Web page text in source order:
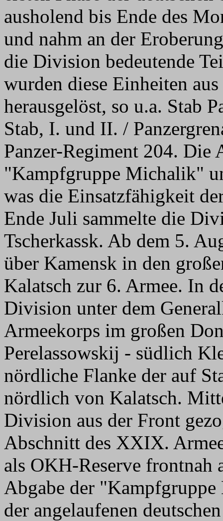
ausholend bis Ende des
und nahm an der
die Division bedeutende
wurden diese Einheiten
herausgelöst, so u.a. Stab
Stab, I. und II. /
Panzer-Regiment 204. Die
"Kampfgruppe Michalik"
was die Einsatzfähigkeit
Ende Juli sammelte die
Tscherkassk. Ab dem 5.
über Kamensk in den
Kalatsch zur 6. Armee. In
Division unter dem
Armeekorps im großen
Perelassowskij - südlich
nördliche Flanke der auf
nördlich von Kalatsch.
Division aus der Front
Abschnitt des XXIX.
als OKH-Reserve frontnah
Abgabe der
der angelaufenen